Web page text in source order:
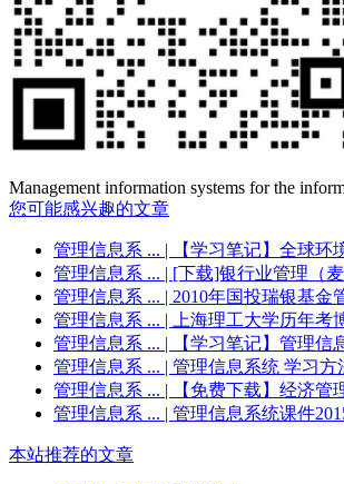
Management information systems for the
您可能感兴趣的文章
管理信息系 ... | 【学习笔记】全球环
管理信息系 ... | [下载]银行业管理（
管理信息系 ... | 2010年国投瑞银基金
管理信息系 ... | 上海理工大学历年考
管理信息系 ... | 【学习笔记】管理信
管理信息系 ... | 管理信息系统 学习方
管理信息系 ... | 【免费下载】经济管
管理信息系 ... | 管理信息系统课件
本站推荐的文章